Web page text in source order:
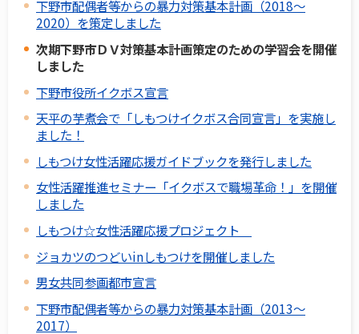
下野市配偶者等からの暴力対策基本計画（2018～
2020）を策定しました
次期下野市ＤＶ対策基本計画策定のための学習会を開催
しました
下野市役所イクボス宣言
天平の芋煮会で「しもつけイクボス合同宣言」を実施し
ました！
しもつけ女性活躍応援ガイドブックを発行しました
女性活躍推進セミナー「イクボスで職場革命！」を開催
しました
しもつけ☆女性活躍応援プロジェクト
ジョカツのつどいinしもつけを開催しました
男女共同参画都市宣言
下野市配偶者等からの暴力対策基本計画（2013～
2017）